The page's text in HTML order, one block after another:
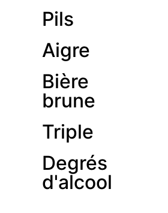
Pils
Aigre
Bière
brune
Triple
Degrés
d'alcool